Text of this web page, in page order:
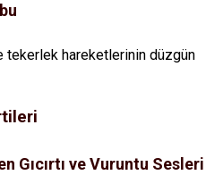
tekerlek hareketlerinin düzgün
Gıcırtı ve Vuruntu Sesleri